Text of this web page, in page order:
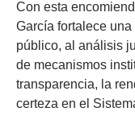
Con esta
García fortalece
público, al análisis
de mecanismos
transparencia, la
certeza en el